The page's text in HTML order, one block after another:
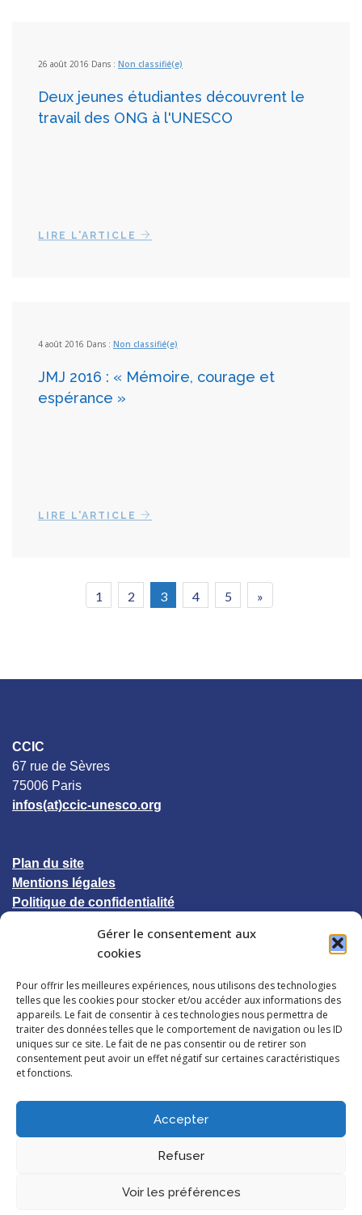
Gérer le consentement aux
cookies
Pour offrir les meilleures expériences, nous utilisons des technologies
telles que les cookies pour stocker et/ou accéder aux informations des
appareils. Le fait de consentir à ces technologies nous permettra de
traiter des données telles que le comportement de navigation ou les ID
uniques sur ce site. Le fait de ne pas consentir ou de retirer son
consentement peut avoir un effet négatif sur certaines caractéristiques
et fonctions.
Accepter
Refuser
Voir les préférences
26 août 2016 Dans : Non classifié(e)
Deux jeunes étudiantes découvrent le
travail des ONG à l'UNESCO
LIRE L'ARTICLE
4 août 2016 Dans : Non classifié(e)
JMJ 2016 : « Mémoire, courage et
espérance »
LIRE L'ARTICLE
1 2 3 4 5 »
CCIC
67 rue de Sèvres
75006 Paris
infos(at)ccic-unesco.org
Plan du site
Mentions légales
Politique de confidentialité
© 2023 CCIC-UNESCO
Suivez-nous
TOP